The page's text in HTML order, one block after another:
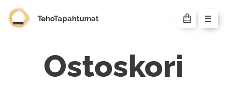
TehoTapahtumat
Ostoskori